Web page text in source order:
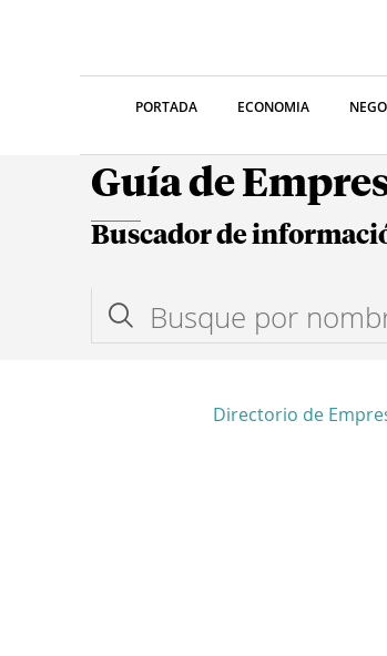
PORTADA ECONOMIA
Guía de
Buscador de
Directorio de